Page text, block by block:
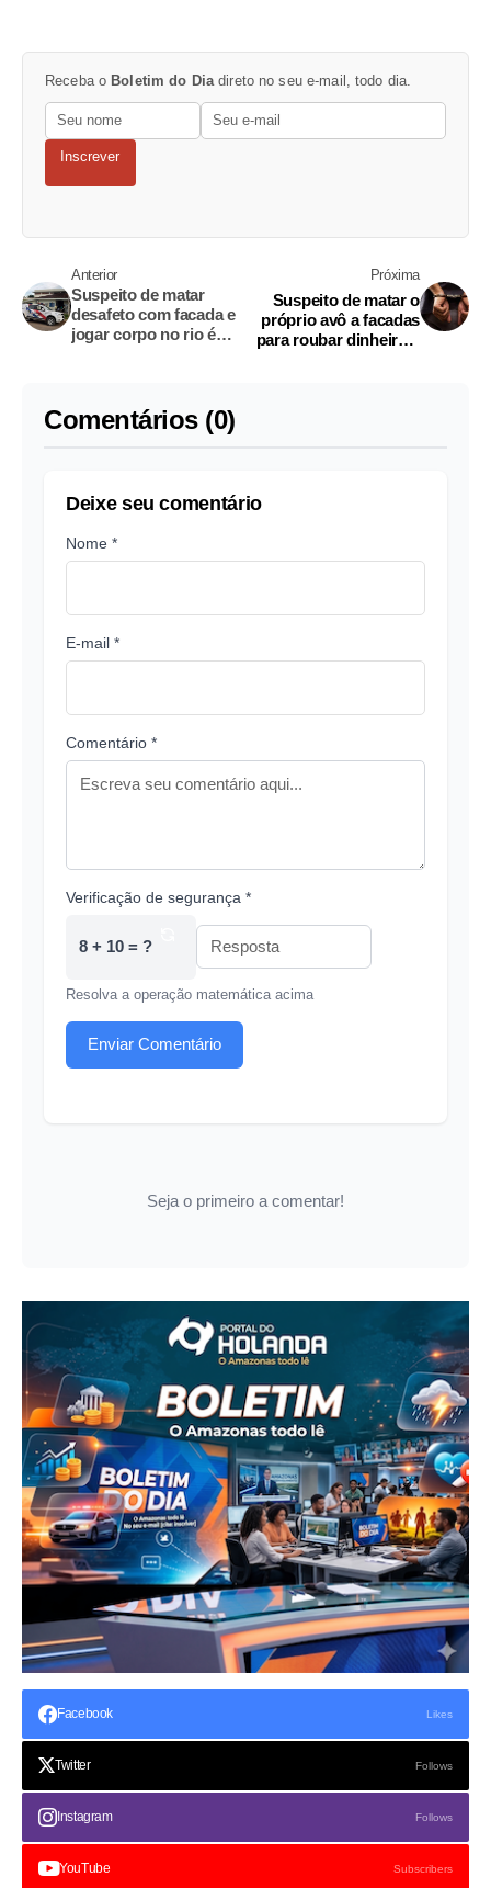
Receba o Boletim do Diadireto no seu e-mail, todo dia.
Inscrever
Anterior
Suspeito de matar
desafeto com facada e
jogar corpo no rio é
Próxima
Suspeito de matar o
próprio avô a facadas
para roubar dinheiro é
Comentários (0)
Deixe seu comentário
Nome *
E-mail *
Comentário *
Verificação de segurança *
8 + 10 = ?
Resolva a operação matemática acima
Enviar Comentário
Seja o primeiro a comentar!
Facebook Likes
Twitter Follows
Instagram Follows
YouTube Subscribers